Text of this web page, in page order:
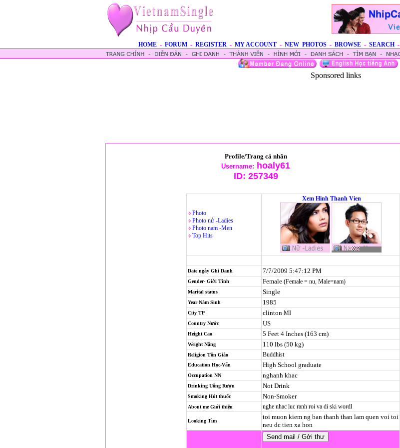
HOME - FORUM - REGISTER - MY ACCOUNT - NEW PHOTOS - BROWSE - SEARCH -
Sponsored links
Profile/Trang cá nhân
Username: hoaly61
ID: 257349
Photo
Photo nử -Ladies
Photo nam -Men
Top Hits
Xem Hinh Thanh Vien
Date ngày Ghi Danh 7/7/2009 5:47:12 PM
Gender- Giới Tính Female (Female = nu, Male=nam)
Marital status Single
Year Năm Sinh 1985
City TP clinton MI
Country Nước US
Height Cao 5 Feet 4 Inches (163 cm)
Weight Nặng 110 lbs (50 kg)
Religion Tôn Giáo Buddhist
Education Học-Vấn High School graduate
Occupation NN nghanh khac
Drinking Uống Rượu Not Drink
Smoking Hút thuốc Non-Smoker
About me Giới thiệu nghe nhac luc ranh roi va di ski wordl
Looking Tìm
toi muon kiem ng ban thanh than lam quen voi toi
neu dc tien xa hon